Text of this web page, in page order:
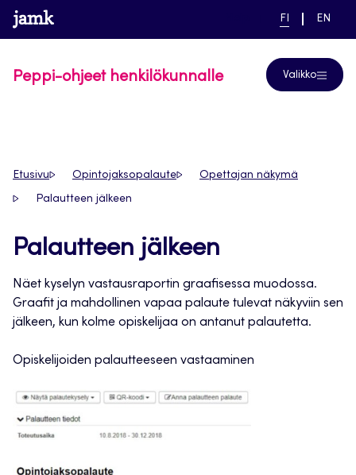
Siirry
suoraan
www.jamk.fi linkki pääsivustolle
NYKYINEN
FI
VAIHDA
EN
Peppi-ohjeet henkilökunnalle Valikko
Etusivu Opintojaksopalaute Opettajan näkymä
Palautteen jälkeen
Palautteen jälkeen
Näet kyselyn vastausraportin graafisessa muodossa.
Graafit ja mahdollinen vapaa palaute tulevat näkyviin sen
jälkeen, kun kolme opiskelijaa on antanut palautetta.
Opiskelijoiden palautteeseen vastaaminen